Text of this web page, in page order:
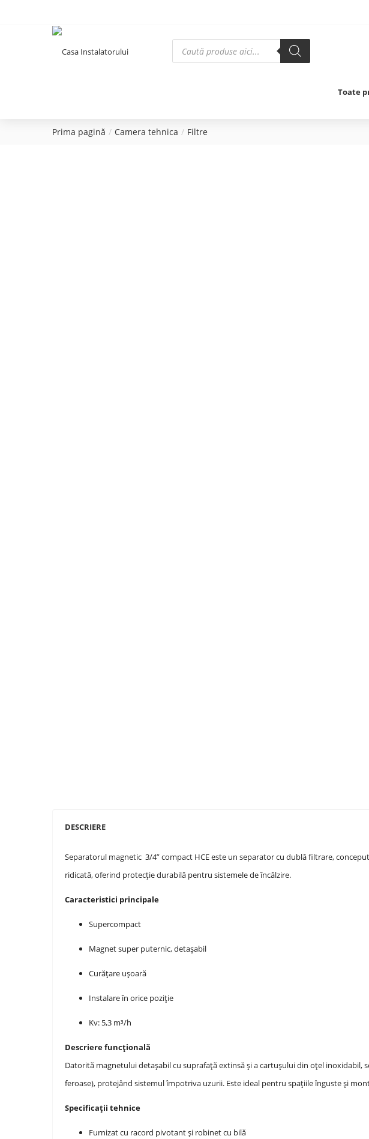
Toate
Prima pagină Camera tehnica Filtre
DESCRIERE
Separatorul magnetic 3/4” compact HCE este un separator cu dublă filtrare,
ridicată, oferind protecție durabilă pentru sistemele de încălzire.
Caracteristici principale
Supercompact
Magnet super puternic, detașabil
Curățare ușoară
Instalare în orice poziție
Kv: 5,3 m³/h
Descriere funcțională
Datorită magnetului detașabil cu suprafață extinsă și a cartușului din oțel
feroase), protejând sistemul împotriva uzurii. Este ideal pentru spațiile înguste și
Specificații tehnice
Furnizat cu racord pivotant și robinet cu bilă